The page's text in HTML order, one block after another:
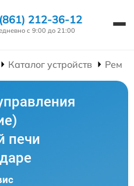
212-36-12
с 9:00 до 21:00
Каталог устройств
печи